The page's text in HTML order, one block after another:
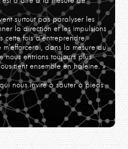
surtout pas paralyser les
la direction et les impulsions
fois d’entreprendre.
dans la mesure du
nous entrions toujours plus
tient ensemble en haleine. »
nous invite à sauter à pieds